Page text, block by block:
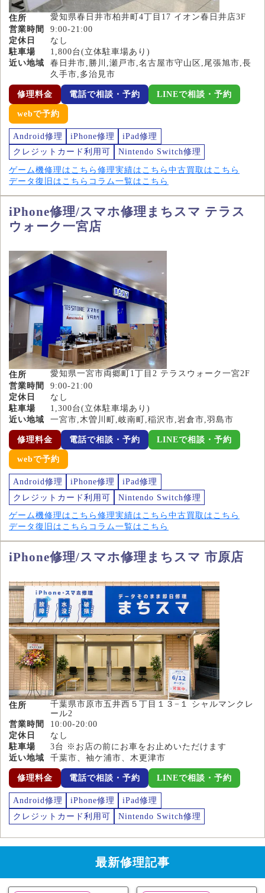
住所
愛知県春日井市柏井町4丁目17 イオン春日井店3F
営業時間
9:00-21:00
定休日
なし
駐車場
1,800台(立体駐車場あり)
近い地域
春日井市,勝川,瀬戸市,名古屋市守山区,尾張旭市,長
久手市,多治見市
修理料金 電話で相談・予約 LINEで相談・予約
webで予約
Android修理 iPhone修理
iPad修理
クレジットカード利用可
Nintendo Switch修理
ゲーム機修理はこちら 修理実績はこちら 中古買取はこちら
データ復旧はこちら コラム一覧はこちら
iPhone修理/スマホ修理まちスマ テラス
ウォーク一宮店
住所
愛知県一宮市両郷町1丁目2 テラスウォーク一宮2F
営業時間
9:00-21:00
定休日
なし
駐車場
1,300台(立体駐車場あり)
近い地域
一宮市,木曽川町,岐南町,稲沢市,岩倉市,羽島市
修理料金 電話で相談・予約 LINEで相談・予約
webで予約
Android修理 iPhone修理
iPad修理
クレジットカード利用可
Nintendo Switch修理
ゲーム機修理はこちら 修理実績はこちら 中古買取はこちら
データ復旧はこちら コラム一覧はこちら
iPhone修理/スマホ修理まちスマ 市原店
住所
千葉県市原市五井西５丁目１３−１ シャルマンクレ
ール2
営業時間
10:00-20:00
定休日
なし
駐車場
3台 ※お店の前にお車をお止めいただけます
近い地域
千葉市、袖ケ浦市、木更津市
修理料金 電話で相談・予約 LINEで相談・予約
Android修理 iPhone修理
iPad修理
クレジットカード利用可
Nintendo Switch修理
最新修理記事